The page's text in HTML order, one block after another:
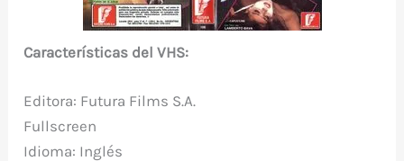
Características del VHS:
Editora: Futura Films S.A.
Fullscreen
Idioma: Inglés